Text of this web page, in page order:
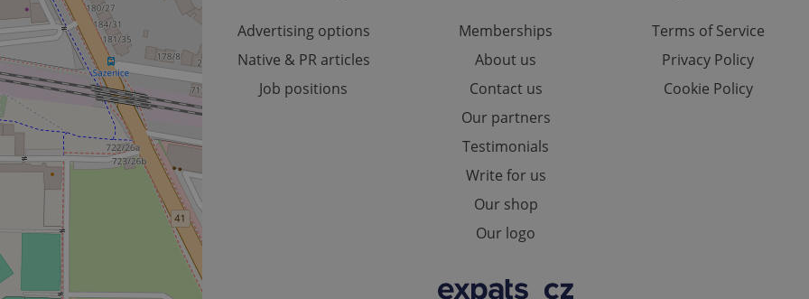
Advertising options
Native & PR articles
Job positions
Memberships
About us
Contact us
Our partners
Testimonials
Write for us
Our shop
Our logo
Terms of Service
Privacy Policy
Cookie Policy